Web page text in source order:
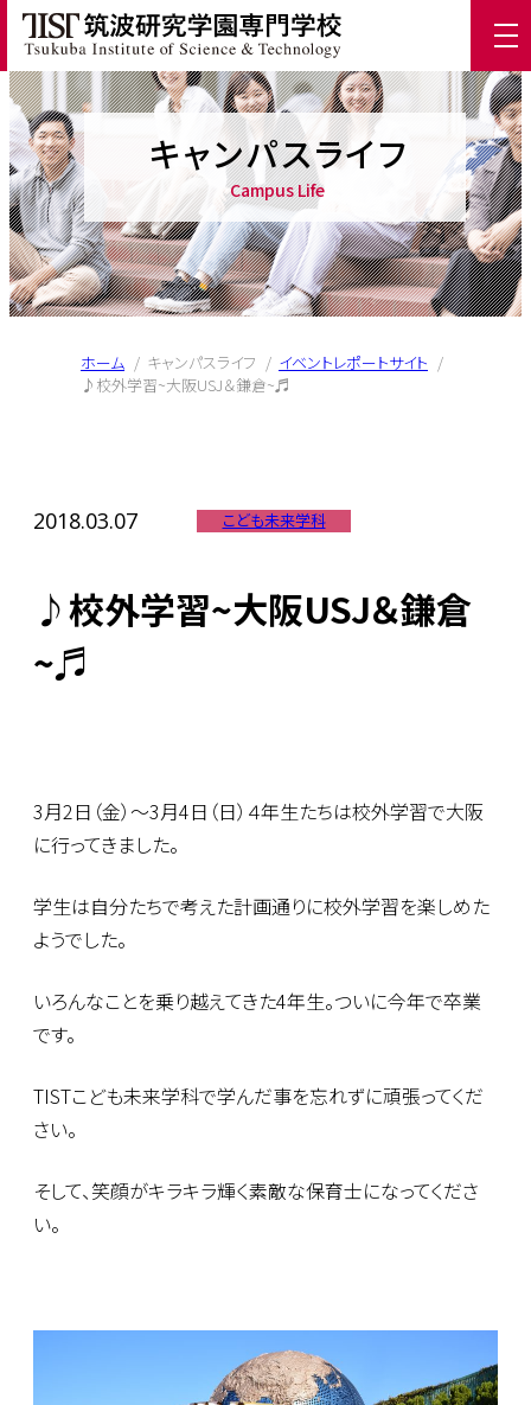
キャンパスライフ
Campus Life
ホーム / キャンパスライフ / イベントレポートサイト /
♪校外学習~大阪USJ＆鎌倉~♬
2018.03.07 こども未来学科
♪校外学習~大阪USJ＆鎌倉
~♬
3月2日（金）～3月4日（日）４年生たちは校外学習で大阪
に行ってきました。
学生は自分たちで考えた計画通りに校外学習を楽しめた
ようでした。
いろんなことを乗り越えてきた4年生。ついに今年で卒業
です。
TISTこども未来学科で学んだ事を忘れずに頑張ってくだ
さい。
そして、笑顔がキラキラ輝く素敵な保育士になってくださ
い。